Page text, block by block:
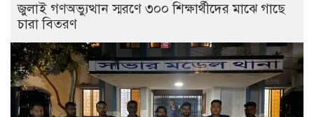
জুলাই গণঅভ্যুত্থান স্মরণে ৩০০ শিক্ষার্থীদের মাঝে গাছে
চারা বিতরণ